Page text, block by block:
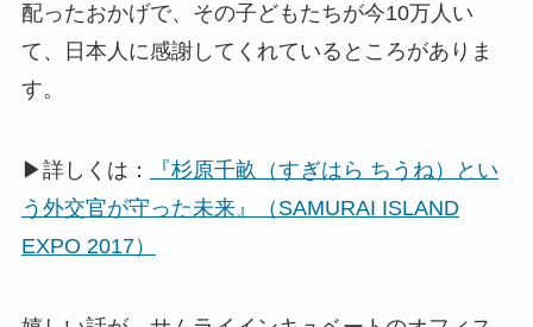
配ったおかげで、その子どもたちが今10万人い
て、日本人に感謝してくれているところがありま
す。
▶詳しくは：
『杉原千畝（すぎはら ちうね）とい
う外交官が守った未来』（SAMURAI ISLAND
EXPO 2017）